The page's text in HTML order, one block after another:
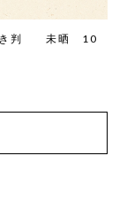
き判 未晒 10